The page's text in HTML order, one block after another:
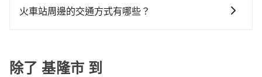
距離，在遇到下雨天或者載行李時，就顯得非常不便。
也會計算延遲費用，最終價格通常要下車時才知。價格
以依照您行程人數的需求進行選擇。此外，為確保您的
策，讓您在規劃行程時能更無後顧之憂。無論您是要前
火車站周邊的交通方式有哪些？
站，相對便宜經濟。 計程車：乘坐計程車到達或離開火
除了 基隆市 到